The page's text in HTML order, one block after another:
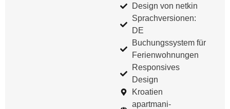
Design von netkin
Sprachversionen:
DE
Buchungssystem für
Ferienwohnungen
Responsives
Design
Kroatien
apartmani-